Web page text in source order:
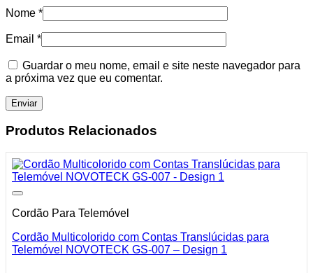
Nome *
Email *
Guardar o meu nome, email e site neste navegador para
a próxima vez que eu comentar.
Produtos Relacionados
Cordão Para Telemóvel
Cordão Multicolorido com Contas Translúcidas para
Telemóvel NOVOTECK GS-007 – Design 1